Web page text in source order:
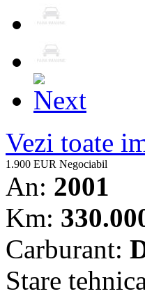
Vezi toate
1.900 EUR Negociabil
An: 2001
Km:
Carburant:
Stare